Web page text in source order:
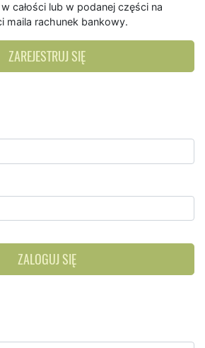
całości lub w podanej części na
maila rachunek bankowy.
ZAREJESTRUJ SIĘ
ZALOGUJ SIĘ